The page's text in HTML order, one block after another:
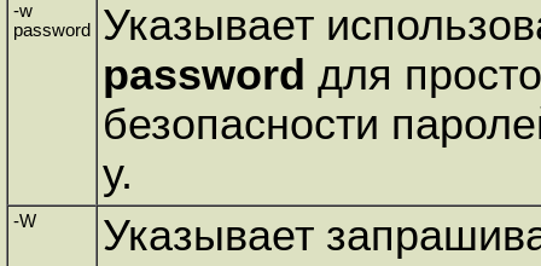
-w
password
Указывает
password для
безопасности
y.
-W
Указывает